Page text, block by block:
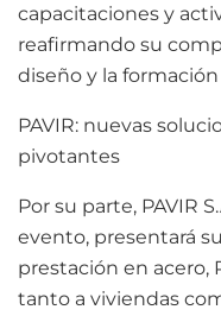
capacitaciones y
reafirmando su
diseño y la
PAVIR: nuevas
pivotantes
Por su parte, PAVIR
evento, presentará
prestación en acero,
tanto a viviendas